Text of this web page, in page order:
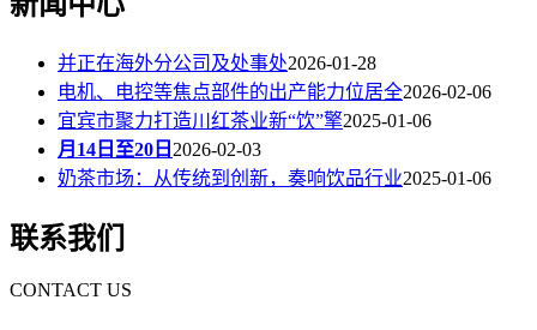
并正在海外分公司及处事处2026-01-28
电机、电控等焦点部件的出产能力位居全2026-02-06
宜宾市聚力打造川红茶业新“饮”擎2025-01-06
月14日至20日 2026-02-03
奶茶市场：从传统到创新，奏响饮品行业2025-01-06
联系我们
CONTACT US